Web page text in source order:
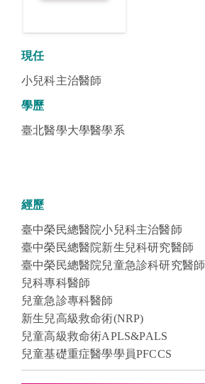
現任
小兒科主治醫師
學歷
臺北醫學大學醫學系
經歷
臺中榮民總醫院小兒科主治醫師
臺中榮民總醫院新生兒科研究醫師
臺中榮民總醫院兒童急診科研究醫師
兒科專科醫師
兒童急診專科醫師
新生兒高級救命術(NRP)
兒童高級救命術APLS&PALS
兒童基礎重症醫學學員PFCCS